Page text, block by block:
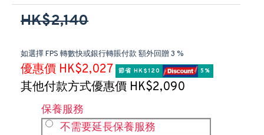
HK$2,140
如選擇 FPS 轉數快或銀行轉賬付款 額外回贈 3 %
優惠價 HK$2,027 節省 HK$120 5%
其他付款方式優惠價 HK$2,090
保養服務
不需要延長保養服務